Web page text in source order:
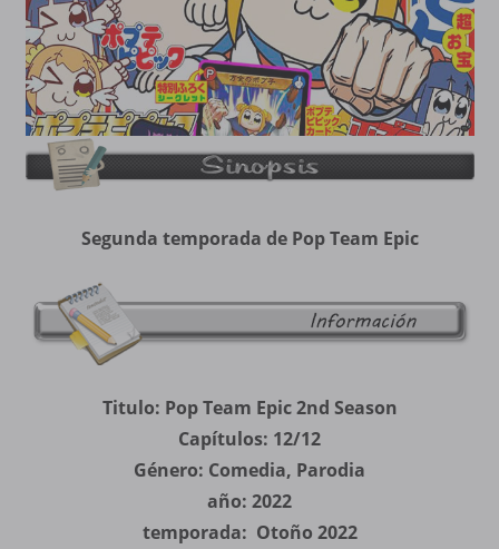
Segunda temporada de Pop Team Epic
Titulo: Pop Team Epic 2nd Season
Capítulos: 12/12
Género: Comedia, Parodia
año: 2022
temporada: Otoño 2022